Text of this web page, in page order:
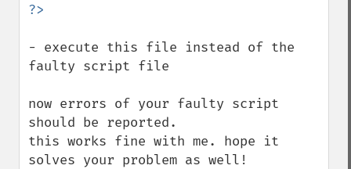
- execute this file instead of the
faulty script file
now errors of your faulty script
should be reported.
this works fine with me. hope it
solves your problem as well!